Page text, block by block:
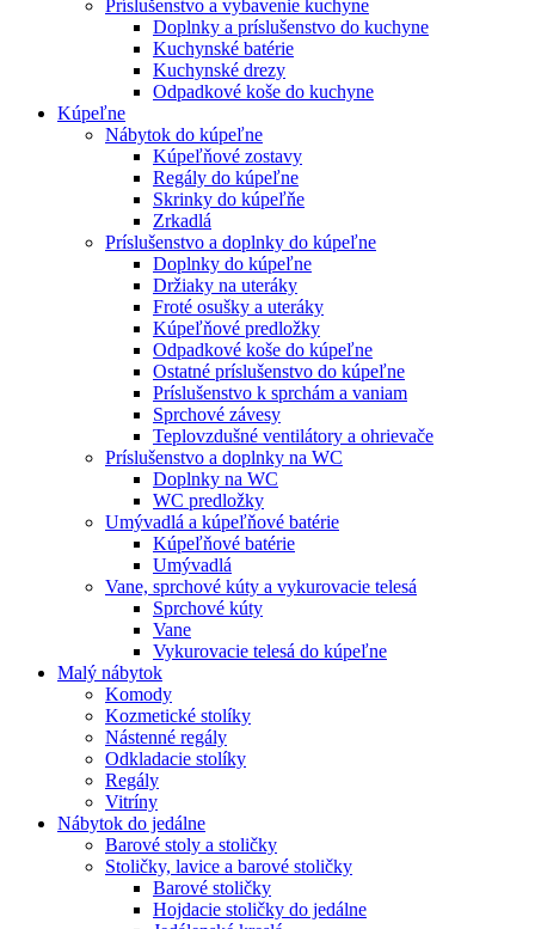
Príslušenstvo a vybavenie kuchyne
Doplnky a príslušenstvo do kuchyne
Kuchynské batérie
Kuchynské drezy
Odpadkové koše do kuchyne
Kúpeľne
Nábytok do kúpeľne
Kúpeľňové zostavy
Regály do kúpeľne
Skrinky do kúpeľňe
Zrkadlá
Príslušenstvo a doplnky do kúpeľne
Doplnky do kúpeľne
Držiaky na uteráky
Froté osušky a uteráky
Kúpeľňové predložky
Odpadkové koše do kúpeľne
Ostatné príslušenstvo do kúpeľne
Príslušenstvo k sprchám a vaniam
Sprchové závesy
Teplovzdušné ventilátory a ohrievače
Príslušenstvo a doplnky na WC
Doplnky na WC
WC predložky
Umývadlá a kúpeľňové batérie
Kúpeľňové batérie
Umývadlá
Vane, sprchové kúty a vykurovacie telesá
Sprchové kúty
Vane
Vykurovacie telesá do kúpeľne
Malý nábytok
Komody
Kozmetické stolíky
Nástenné regály
Odkladacie stolíky
Regály
Vitríny
Nábytok do jedálne
Barové stoly a stoličky
Stoličky, lavice a barové stoličky
Barové stoličky
Hojdacie stoličky do jedálne